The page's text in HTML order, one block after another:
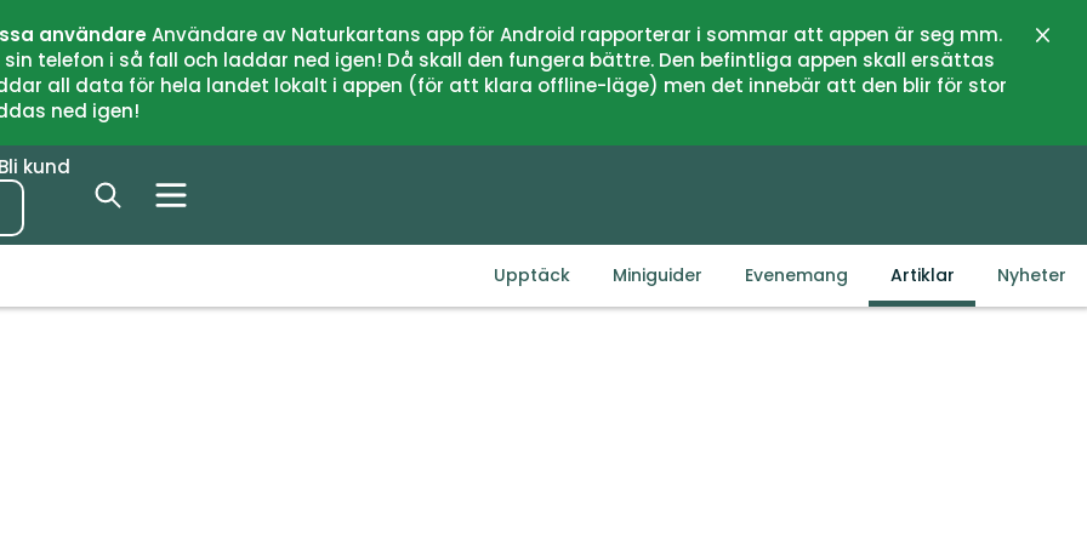
användareAnvändare av Naturkartans app för Android rapporterar i sommar att appen är seg mm.
telefon i så fall och laddar ned igen! Då skall den fungera bättre. Den befintliga appen skall ersättas
all data för hela landet lokalt i appen (för att klara offline-läge) men det innebär att den blir för stor
ned igen!
kund
Upptäck Miniguider Evenemang Artiklar Nyheter